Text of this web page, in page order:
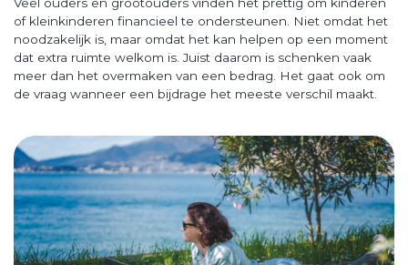
Veel ouders en grootouders vinden het prettig om kinderen
of kleinkinderen financieel te ondersteunen. Niet omdat het
noodzakelijk is, maar omdat het kan helpen op een moment
dat extra ruimte welkom is. Juist daarom is schenken vaak
meer dan het overmaken van een bedrag. Het gaat ook om
de vraag wanneer een bijdrage het meeste verschil maakt.